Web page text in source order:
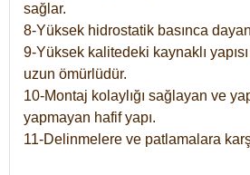
sağlar.
8-Yüksek hidrostatik basınca
9-Yüksek kalitedeki kaynaklı
uzun ömürlüdür.
10-Montaj kolaylığı sağlayan ve
yapmayan hafif yapı.
11-Delinmelere ve patlamalara